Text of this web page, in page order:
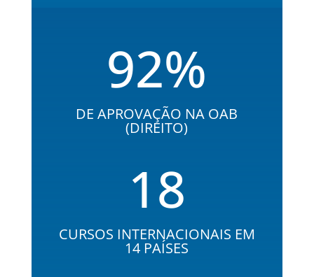
92%
DE APROVAÇÃO NA OAB
(DIREITO)
18
CURSOS INTERNACIONAIS EM
14 PAÍSES